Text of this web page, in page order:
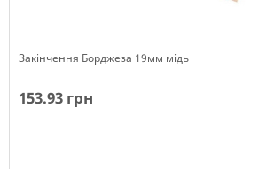
Закінчення Борджеза 19мм мідь
153.93 грн